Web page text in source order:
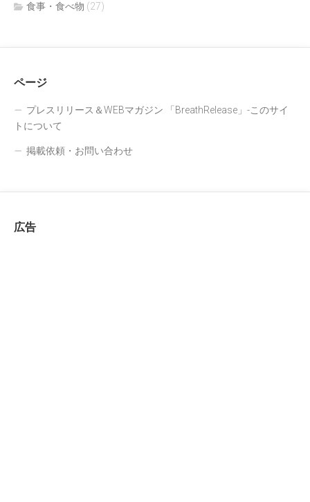
食事・食べ物 (27)
ページ
プレスリリース＆WEBマガジン 「BreathRelease」-このサイ
トについて
掲載依頼・お問い合わせ
広告